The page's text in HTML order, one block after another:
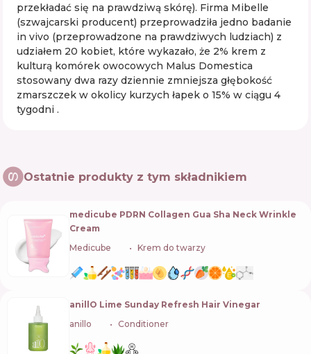
przekładać się na prawdziwą skórę). Firma Mibelle
(szwajcarski producent) przeprowadziła jedno badanie
in vivo (przeprowadzone na prawdziwych ludziach) z
udziałem 20 kobiet, które wykazało, że 2% krem z
kulturą komórek owocowych Malus Domestica
stosowany dwa razy dziennie zmniejsza głębokość
zmarszczek w okolicy kurzych łapek o 15% w ciągu 4
tygodni .
Ostatnie produkty z tym składnikiem
medicube PDRN Collagen Gua Sha Neck Wrinkle
Cream
Medicube
Krem do twarzy
anillO Lime Sunday Refresh Hair Vinegar
anillo
Conditioner